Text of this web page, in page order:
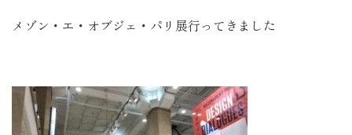
メゾン・エ・オブジェ・パリ展行ってきました